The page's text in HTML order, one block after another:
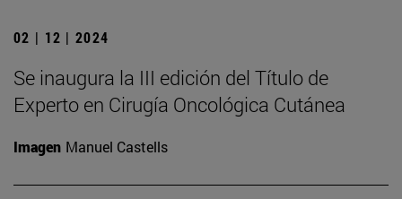
02 | 12 | 2024
Se inaugura la III edición del Título de
Experto en Cirugía Oncológica Cutánea
Imagen Manuel Castells